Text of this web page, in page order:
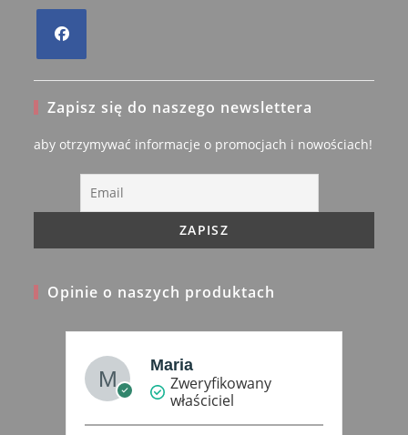
a
new
Zapisz się do naszego newslettera
aby otrzymywać informacje o promocjach i nowościach!
Opinie o naszych produktach
Maria
Zweryfikowany
właściciel